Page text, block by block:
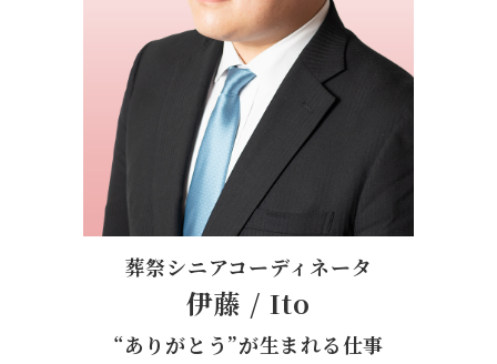
葬祭シニアコーディネータ
伊藤 / Ito
“ありがとう”が生まれる仕事